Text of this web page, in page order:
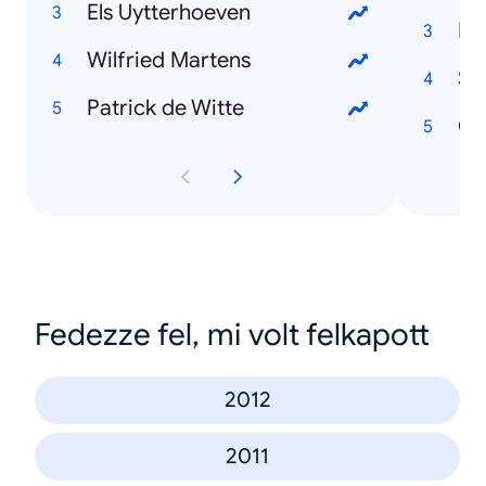
Els Uytterhoeven
Wilfried Martens
Patrick de Witte
Fedezze fel, mi volt felkapott
2012
2011